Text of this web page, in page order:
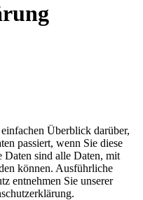
Überblick darüber,
passiert, wenn Sie diese
Daten sind alle Daten, mit
können. Ausführliche
entnehmen Sie unserer